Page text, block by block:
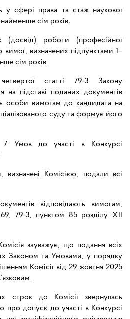
у сфері права та стаж наукової
сім років;
роботи (професійної
вимог, визначених підпунктами 1–
сім років.
статті 79-3 Закону
на підставі поданих документів
особи вимогам до кандидата на
суду та формує його
7 Умов до участі в Конкурсі
Комісією, подали всі
відповідають вимогам,
79-3, пунктом 85 розділу ХІІ
зауважує, що подання всіх
Законом та Умовами, у порядку
Комісії від 29 жовтня 2025
строк до Комісії звернулась
про допуск до участі в Конкурсі